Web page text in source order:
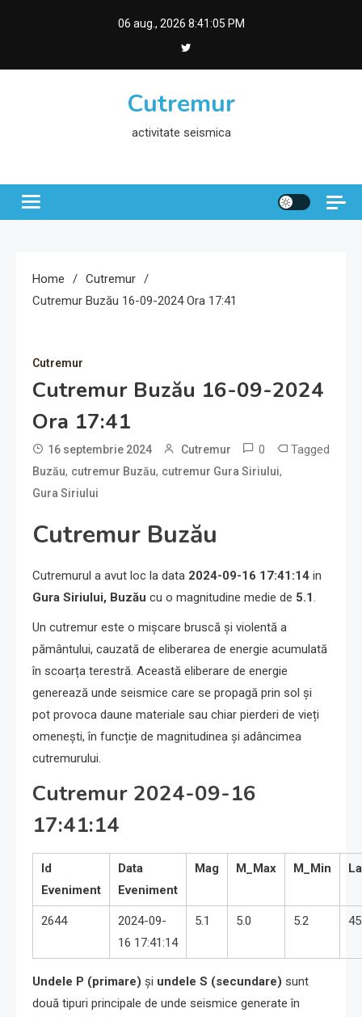
06 aug., 2026 8:41:06 PM
Cutremur
activitate seismica
Home
Cutremur
Cutremur Buzău 16-09-2024 Ora 17:41
Cutremur
Cutremur Buzău 16-09-2024
Ora 17:41
16 septembrie 2024 Cutremur 0 Tagged
Buzău, cutremur Buzău, cutremur Gura Siriului,
Gura Siriului
Cutremur Buzău
Cutremurul a avut loc la data 2024-09-16 17:41:14 in
Gura Siriului, Buzău cu o magnitudine medie de 5.1.
Un cutremur este o mișcare bruscă și violentă a
pământului, cauzată de eliberarea de energie acumulată
în scoarța terestră. Această eliberare de energie
generează unde seismice care se propagă prin sol și
pot provoca daune materiale sau chiar pierderi de vieți
omenești, în funcție de magnitudinea și adâncimea
cutremurului.
Cutremur 2024-09-16
17:41:14
Id
Eveniment
Data
Eveniment
Mag M_Max M_Min
2644
2024-09-
16 17:41:14
5.1 5.0 5.2
Undele P (primare) și undele S (secundare) sunt
două tipuri principale de unde seismice generate în